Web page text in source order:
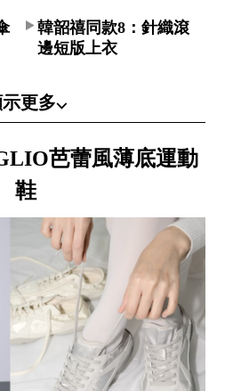
韓韶禧同款8：針織滾
邊短版上衣​
更多⌵
芭蕾風薄底運動
鞋